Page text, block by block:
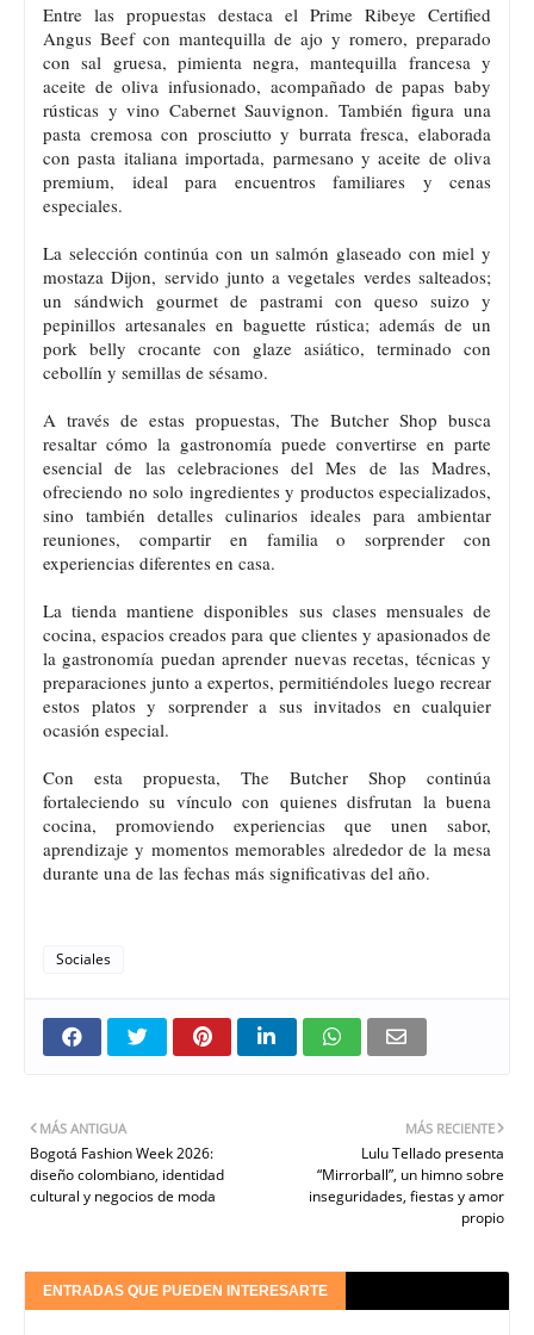
Entre las propuestas destaca el Prime Ribeye Certified
Angus Beef con mantequilla de ajo y romero, preparado
con sal gruesa, pimienta negra, mantequilla francesa y
aceite de oliva infusionado, acompañado de papas baby
rústicas y vino Cabernet Sauvignon. También figura una
pasta cremosa con prosciutto y burrata fresca, elaborada
con pasta italiana importada, parmesano y aceite de oliva
premium, ideal para encuentros familiares y cenas
especiales.
La selección continúa con un salmón glaseado con miel y
mostaza Dijon, servido junto a vegetales verdes salteados;
un sándwich gourmet de pastrami con queso suizo y
pepinillos artesanales en baguette rústica; además de un
pork belly crocante con glaze asiático, terminado con
cebollín y semillas de sésamo.
A través de estas propuestas, The Butcher Shop busca
resaltar cómo la gastronomía puede convertirse en parte
esencial de las celebraciones del Mes de las Madres,
ofreciendo no solo ingredientes y productos especializados,
sino también detalles culinarios ideales para ambientar
reuniones, compartir en familia o sorprender con
experiencias diferentes en casa.
La tienda mantiene disponibles sus clases mensuales de
cocina, espacios creados para que clientes y apasionados de
la gastronomía puedan aprender nuevas recetas, técnicas y
preparaciones junto a expertos, permitiéndoles luego recrear
estos platos y sorprender a sus invitados en cualquier
ocasión especial.
Con esta propuesta, The Butcher Shop continúa
fortaleciendo su vínculo con quienes disfrutan la buena
cocina, promoviendo experiencias que unen sabor,
aprendizaje y momentos memorables alrededor de la mesa
durante una de las fechas más significativas del año.
Sociales
MÁS RECIENTE
Lulu Tellado presenta
“Mirrorball”, un himno sobre
inseguridades, fiestas y amor
propio
MÁS ANTIGUA
Bogotá Fashion Week 2026:
diseño colombiano, identidad
cultural y negocios de moda
ENTRADAS QUE PUEDEN INTERESARTE